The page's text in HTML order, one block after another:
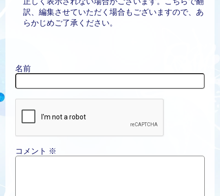
訳、編集させていただく場合もございますので、あ
らかじめご了承ください。
名前
コメント ※